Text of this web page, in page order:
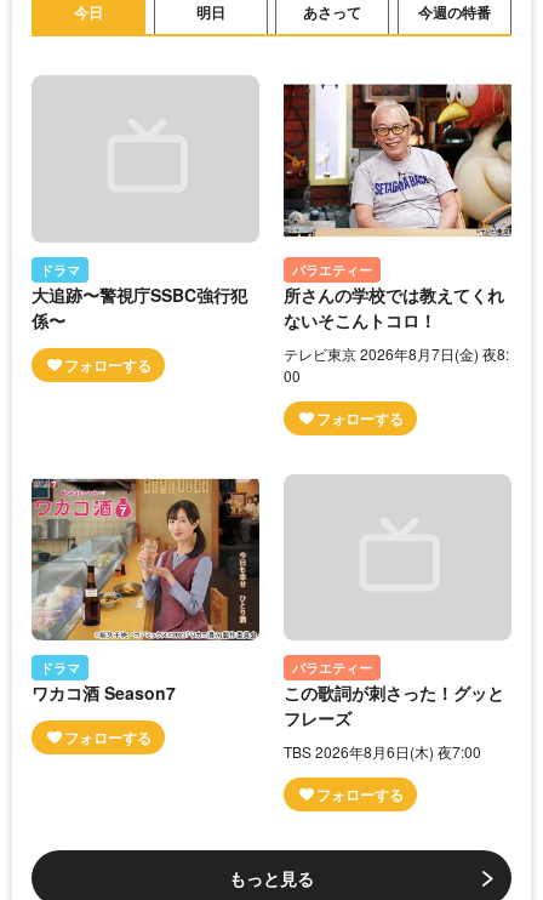
今日 明日 あさって 今週の特番
ドラマ
大追跡〜警視庁SSBC強行犯
係〜
バラエティー
所さんの学校では教えてくれ
ないそこんトコロ！
テレビ東京 2026年8月7日(金) 夜8:
00
ドラマ
ワカコ酒 Season7
バラエティー
この歌詞が刺さった！グッと
フレーズ
TBS 2026年8月6日(木) 夜7:00
もっと見る